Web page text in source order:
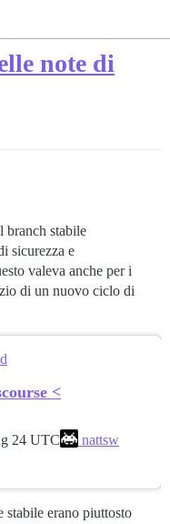
note di
branch stabile
sicurezza e
valeva anche per i
di un nuovo ciclo di
<
24 UTC
nattsw
erano piuttosto